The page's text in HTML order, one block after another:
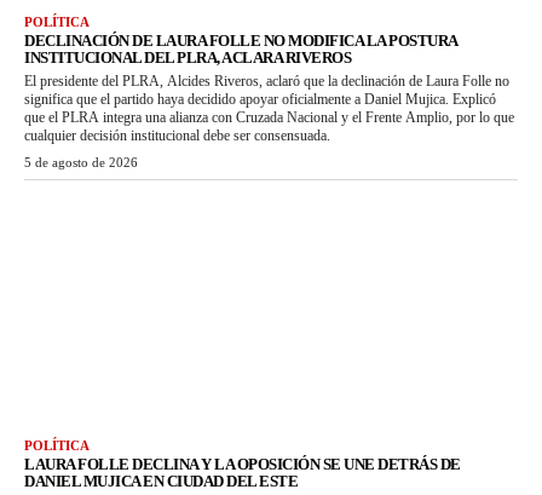
POLÍTICA
DECLINACIÓN DE LAURA FOLLE NO MODIFICA LA POSTURA
INSTITUCIONAL DEL PLRA, ACLARA RIVEROS
El presidente del PLRA, Alcides Riveros, aclaró que la declinación de Laura Folle no
significa que el partido haya decidido apoyar oficialmente a Daniel Mujica. Explicó
que el PLRA integra una alianza con Cruzada Nacional y el Frente Amplio, por lo que
cualquier decisión institucional debe ser consensuada.
5 de agosto de 2026
POLÍTICA
LAURA FOLLE DECLINA Y LA OPOSICIÓN SE UNE DETRÁS DE
DANIEL MUJICA EN CIUDAD DEL ESTE